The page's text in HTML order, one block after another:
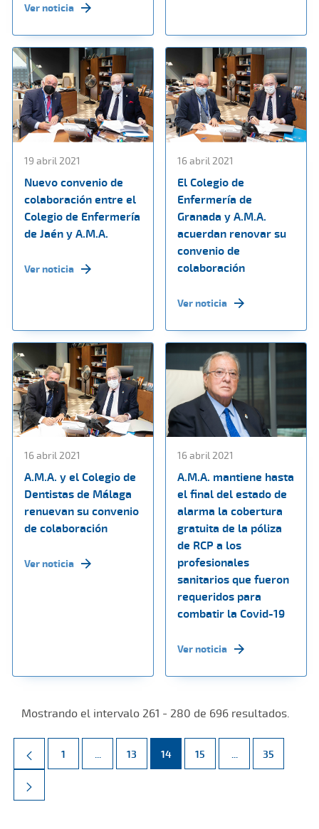
Ver noticia
19 abril 2021
Nuevo convenio de
colaboración entre el
Colegio de Enfermería
de Jaén y A.M.A.
Ver noticia
16 abril 2021
El Colegio de
Enfermería de
Granada y A.M.A.
acuerdan renovar su
convenio de
colaboración
Ver noticia
16 abril 2021
A.M.A. y el Colegio de
Dentistas de Málaga
renuevan su convenio
de colaboración
Ver noticia
16 abril 2021
A.M.A. mantiene hasta
el final del estado de
alarma la cobertura
gratuita de la póliza
de RCP a los
profesionales
sanitarios que fueron
requeridos para
combatir la Covid-19
Ver noticia
Mostrando el intervalo 261 - 280 de 696 resultados.
Página
1 ... Páginas intermedias Use TAB para desplazarse.
Página
13 Página
14 Página
15 ... Páginas
Página
35